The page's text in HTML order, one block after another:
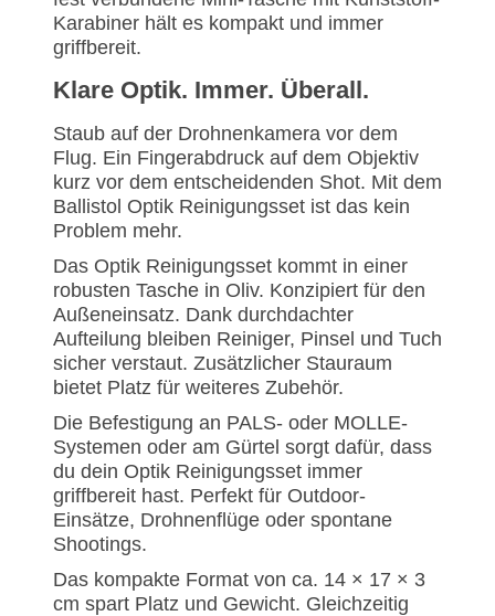
Karabiner hält es kompakt und immer
griffbereit.
Klare Optik. Immer. Überall.
Staub auf der Drohnenkamera vor dem
Flug. Ein Fingerabdruck auf dem Objektiv
kurz vor dem entscheidenden Shot. Mit dem
Ballistol Optik Reinigungsset ist das kein
Problem mehr.
Das Optik Reinigungsset kommt in einer
robusten Tasche in Oliv. Konzipiert für den
Außeneinsatz. Dank durchdachter
Aufteilung bleiben Reiniger, Pinsel und Tuch
sicher verstaut. Zusätzlicher Stauraum
bietet Platz für weiteres Zubehör.
Die Befestigung an PALS- oder MOLLE-
Systemen oder am Gürtel sorgt dafür, dass
du dein Optik Reinigungsset immer
griffbereit hast. Perfekt für Outdoor-
Einsätze, Drohnenflüge oder spontane
Shootings.
Das kompakte Format von ca. 14 × 17 × 3
cm spart Platz und Gewicht. Gleichzeitig